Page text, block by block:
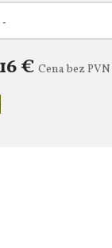
€ Cena bez PVN